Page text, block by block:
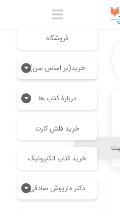
فروشگاه
خرید(بر اساس سن)
دربارۀ کتاب ها
خرید فلش کارت
خرید کتاب الکترونیک
دکتر داریوش صادقی